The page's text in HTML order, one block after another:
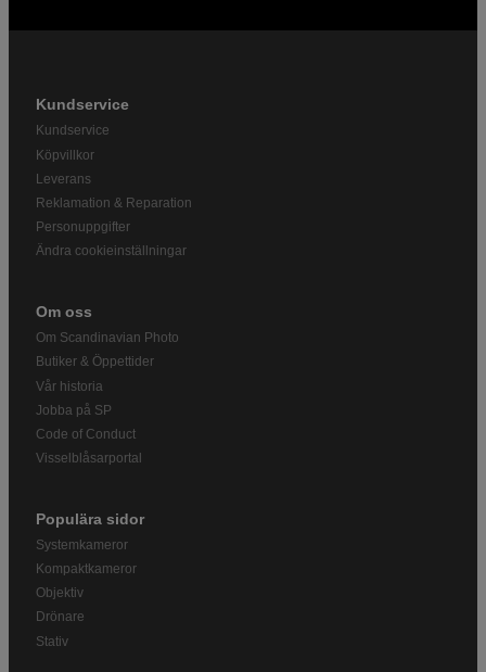
Kundservice
Kundservice
Köpvillkor
Leverans
Reklamation & Reparation
Personuppgifter
Ändra cookieinställningar
Om oss
Om Scandinavian Photo
Butiker & Öppettider
Vår historia
Jobba på SP
Code of Conduct
Visselblåsarportal
Populära sidor
Systemkameror
Kompaktkameror
Objektiv
Drönare
Stativ